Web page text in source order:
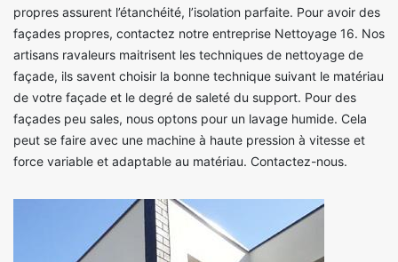
propres assurent l’étanchéité, l’isolation parfaite. Pour avoir des
façades propres, contactez notre entreprise Nettoyage 16. Nos
artisans ravaleurs maitrisent les techniques de nettoyage de
façade, ils savent choisir la bonne technique suivant le matériau
de votre façade et le degré de saleté du support. Pour des
façades peu sales, nous optons pour un lavage humide. Cela
peut se faire avec une machine à haute pression à vitesse et
force variable et adaptable au matériau. Contactez-nous.